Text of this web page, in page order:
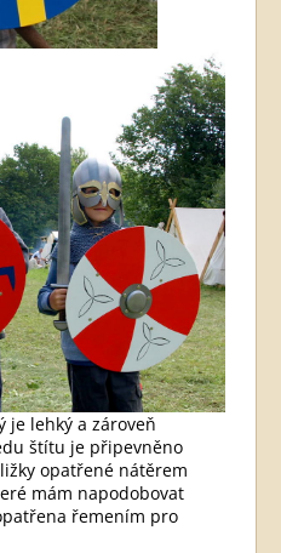
je lehký a zároveň
štítu je připevněno
opatřené nátěrem
mám napodobovat
řemením pro